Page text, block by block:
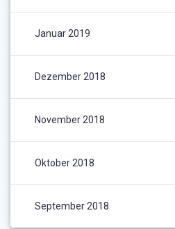
Januar 2019
Dezember 2018
November 2018
Oktober 2018
September 2018